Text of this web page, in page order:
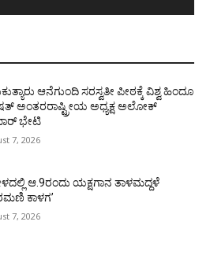
ಆನೆಗುಂದಿ ಸರಸ್ವತೀ ಪೀಠಕ್ಕೆ ವಿಶ್ವ ಹಿಂದೂ
ಅಂತರರಾಷ್ಟ್ರೀಯ ಅಧ್ಯಕ್ಷ ಅಲೋಕ್
ಭೇಟಿ
7, 2026
ಆ.9ರಂದು ಯಕ್ಷಗಾನ ತಾಳಮದ್ದಳೆ
ಕಾಳಗ’
7, 2026